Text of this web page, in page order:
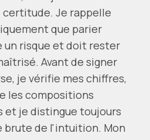
certitude. Je rappelle
que parier
un risque et doit rester
Avant de signer
je vérifie mes chiffres,
les compositions
et je distingue toujours
brute de l'intuition. Mon